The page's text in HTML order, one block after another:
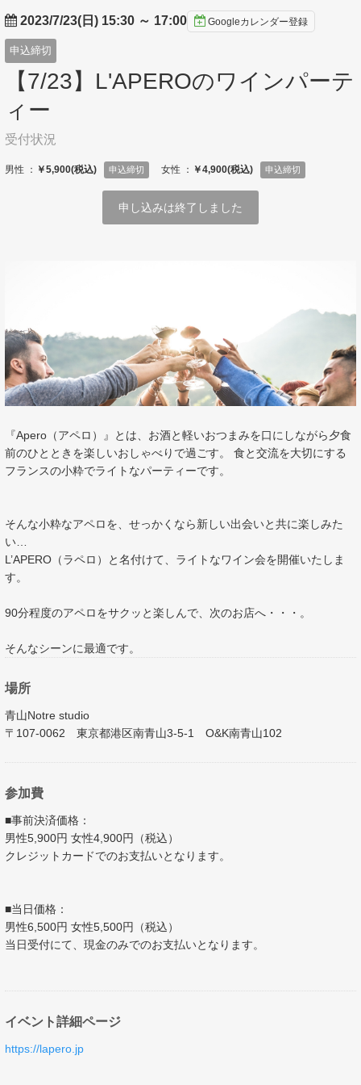
2023/7/23(日) 15:30 ～ 17:00 Googleカレンダー登録
申込締切
【7/23】L'APEROのワインパーテ
ィー
受付状況
男性 ： ￥5,900(税込) 申込締切 女性 ： ￥4,900(税込) 申込締切
申し込みは終了しました
『Apero（アペロ）』とは、お酒と軽いおつまみを口にしながら夕食
前のひとときを楽しいおしゃべりで過ごす。 食と交流を大切にする
フランスの小粋でライトなパーティーです。
そんな小粋なアペロを、せっかくなら新しい出会いと共に楽しみた
い…
L’APERO（ラペロ）と名付けて、ライトなワイン会を開催いたしま
す。
90分程度のアペロをサクッと楽しんで、次のお店へ・・・。
そんなシーンに最適です。
場所
青山Notre studio
〒107-0062 東京都港区南青山3-5-1 O&K南青山102
参加費
■事前決済価格：
男性5,900円 女性4,900円（税込）
クレジットカードでのお支払いとなります。
■当日価格：
男性6,500円 女性5,500円（税込）
当日受付にて、現金のみでのお支払いとなります。
イベント詳細ページ
https://lapero.jp